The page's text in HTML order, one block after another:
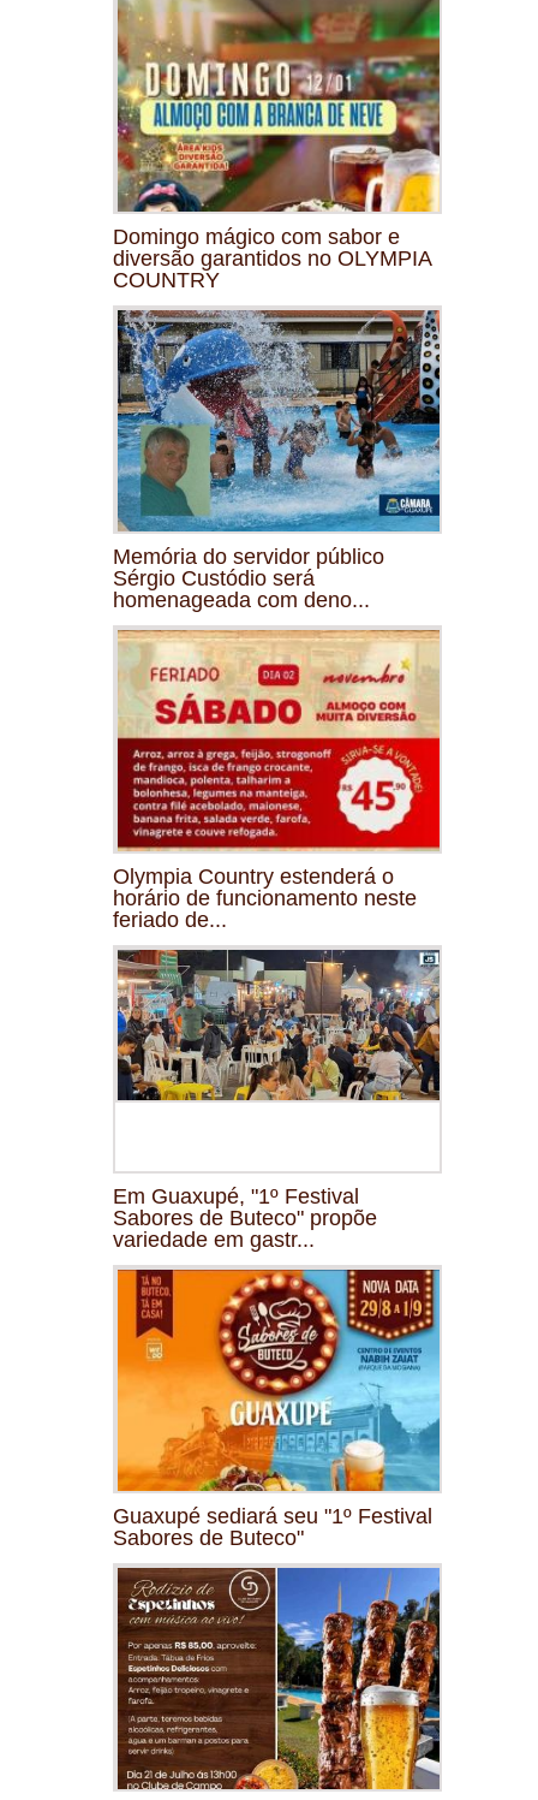
Domingo mágico com sabor e
diversão garantidos no OLYMPIA
COUNTRY
Memória do servidor público
Sérgio Custódio será
homenageada com deno...
Olympia Country estenderá o
horário de funcionamento neste
feriado de...
Em Guaxupé, "1º Festival
Sabores de Buteco" propõe
variedade em gastr...
Guaxupé sediará seu "1º Festival
Sabores de Buteco"